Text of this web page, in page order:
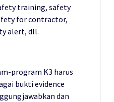
training, safety
for contractor,
alert, dll.
program K3 harus
bukti evidence
dan